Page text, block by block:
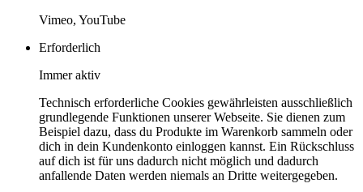
Vimeo, YouTube
Erforderlich
Immer aktiv
Technisch erforderliche Cookies gewährleisten ausschließlich
grundlegende Funktionen unserer Webseite. Sie dienen zum
Beispiel dazu, dass du Produkte im Warenkorb sammeln oder
dich in dein Kundenkonto einloggen kannst. Ein Rückschluss
auf dich ist für uns dadurch nicht möglich und dadurch
anfallende Daten werden niemals an Dritte weitergegeben.